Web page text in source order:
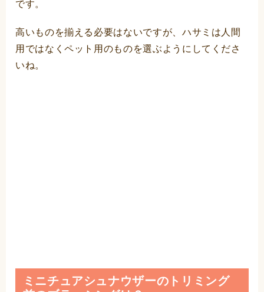
です。
高いものを揃える必要はないですが、ハサミは人間
用ではなくペット用のものを選ぶようにしてくださ
いね。
ミニチュアシュナウザーのトリミング